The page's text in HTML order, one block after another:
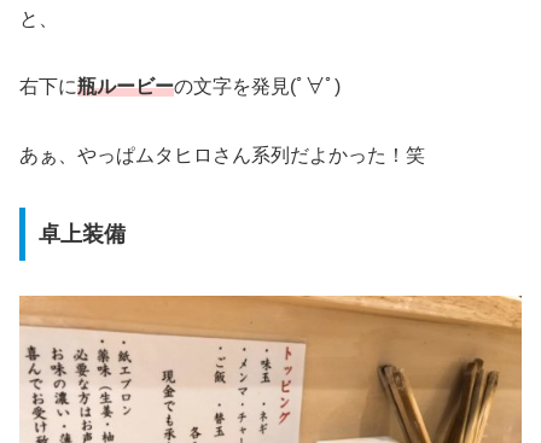
と、
右下に瓶ルービーの文字を発見(ﾟ∀ﾟ)
あぁ、やっぱムタヒロさん系列だよかった！笑
卓上装備